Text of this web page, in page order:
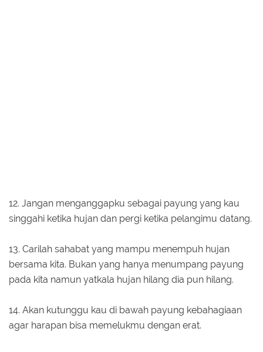
12. Jangan menganggapku sebagai payung yang kau
singgahi ketika hujan dan pergi ketika pelangimu datang.
13. Carilah sahabat yang mampu menempuh hujan
bersama kita. Bukan yang hanya menumpang payung
pada kita namun yatkala hujan hilang dia pun hilang.
14. Akan kutunggu kau di bawah payung kebahagiaan
agar harapan bisa memelukmu dengan erat.